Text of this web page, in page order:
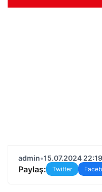
admin•15.07.2024 22:19
Paylaş: Twitter